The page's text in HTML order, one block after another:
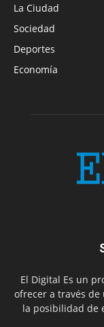
La Ciudad
Sociedad
Deportes
Economía
El Digital Es un
ofrecer a través
la posibilidad de